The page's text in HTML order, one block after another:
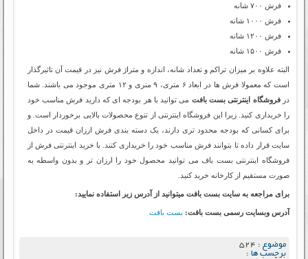
فرش ۷۰۰ شانه
فرش ۱۰۰۰ شانه
فرش ۱۲۰۰ شانه
فرش ۱۵۰۰ شانه
البته علاوه بر میزان تراکم و تعداد شانه، اندازه و متراژ فرش نیز در قیمت آن تاثیرگذار
است که معمولا فرش ها در ابعاد ۶ متری، ۹ متری و ۱۲ متری موجود می باشند. شما
در فروشگاه اینترنتی بست بافت می توانید با هر بودجه ای که دارید فرش مناسب خود
را خریداری کنید. زیرا این فروشگاه اینترنتی از تنوع محصولات بالایی برخوردار است. و
برای کسانی که بودجه محدود تری دارند، یک دسته بندی فرش ارزان قیمت در داخل
سایت قرار داده تا بتوانند فرش مناسب خود را خریداری کنند. با خرید اینترنتی فرش از
فروشگاه اینترنتی بست باف می توانید محصول خود را ارزان تر و بدون واسطه به
صورت مستقیم از کارخانه خرید کنید.
برای مراجعه به سایت بست بافت میتوانید از آدرس زیر استفاده نمایید:
آدرس وبسایت رسمی بست بافت: بست بافت
موضوع : 524
برچسب ها :